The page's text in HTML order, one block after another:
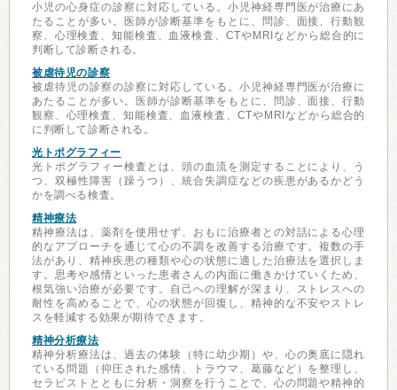
小児の心身症の診察に対応している。小児神経専門医が治療にあ
たることが多い。医師が診断基準をもとに、問診、面接、行動観
察、心理検査、知能検査、血液検査、CTやMRIなどから総合的に
判断して診断される。
被虐待児の診察
被虐待児の診察の診察に対応している。小児神経専門医が治療に
あたることが多い。医師が診断基準をもとに、問診、面接、行動
観察、心理検査、知能検査、血液検査、CTやMRIなどから総合的
に判断して診断される。
光トポグラフィー
光トポグラフィー検査とは、頭の血流を測定することにより、う
つ、双極性障害（躁うつ）、統合失調症などの疾患があるかどう
かを調べる検査。
精神療法
精神療法は、薬剤を使用せず、おもに治療者との対話による心理
的なアプローチを通じて心の不調を改善する治療です。複数の手
法があり、精神疾患の種類や心の状態に適した治療法を選択しま
す。思考や感情といった患者さんの内面に働きかけていくため、
根気強い治療が必要です。自己への理解が深まり、ストレスへの
耐性を高めることで、心の状態が回復し、精神的な不安やストレ
スを軽減する効果が期待できます。
精神分析療法
精神分析療法は、過去の体験（特に幼少期）や、心の奥底に隠れ
ている問題（抑圧された感情、トラウマ、葛藤など）を整理し、
セラピストとともに分析・洞察を行うことで、心の問題や精神的